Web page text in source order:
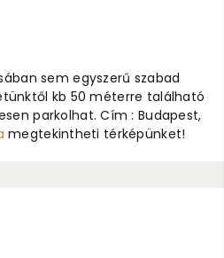
sem egyszerű szabad
kb 50 méterre található
parkolhat. Cím : Budapest,
megtekintheti térképünket!